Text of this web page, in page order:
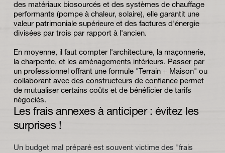
des matériaux biosourcés et des systèmes de chauffage
performants (pompe à chaleur, solaire), elle garantit une
valeur patrimoniale supérieure et des factures d'énergie
divisées par trois par rapport à l'ancien.
En moyenne, il faut compter l'architecture, la maçonnerie,
la charpente, et les aménagements intérieurs. Passer par
un professionnel offrant une formule "Terrain + Maison" ou
collaborant avec des constructeurs de confiance permet
de mutualiser certains coûts et de bénéficier de tarifs
négociés.
Les frais annexes à anticiper : évitez les
surprises !
Un budget mal préparé est souvent victime des "frais